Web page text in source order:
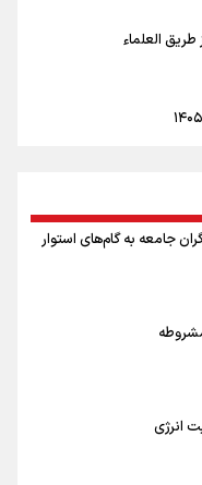
طریق العلماء
جامعه به گام‌های استوار
انرژی